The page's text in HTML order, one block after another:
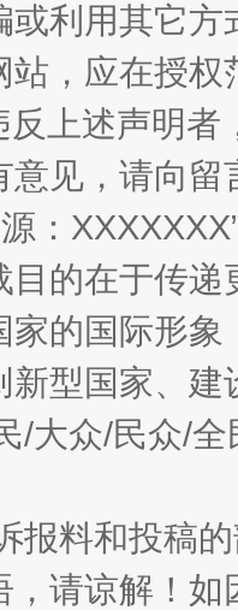
或利用其它
站，应在授
反上述声明
意见，请向
：
目的在于传
家的国际形
新型国家、
/大众/民众/
报料和投稿
，请谅解！